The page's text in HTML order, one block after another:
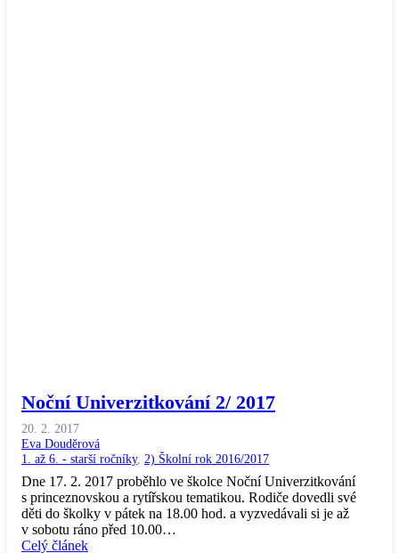
Noční Univerzitkování 2/ 2017
20. 2. 2017
Eva Douděrová
1. až 6. - starší ročníky, 2) Školní rok 2016/2017
Dne 17. 2. 2017 proběhlo ve školce Noční Univerzitkování
s princeznovskou a rytířskou tematikou. Rodiče dovedli své
děti do školky v pátek na 18.00 hod. a vyzvedávali si je až
v sobotu ráno před 10.00…
Celý článek